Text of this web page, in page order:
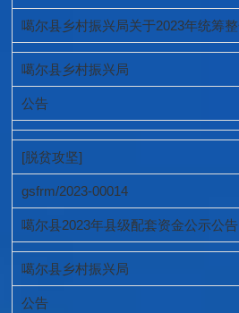
噶尔县乡村振兴局
公告
[脱贫攻坚]
gsfrm/2023-00014
噶尔县2023年县级配套资金公示公告
噶尔县乡村振兴局
公告